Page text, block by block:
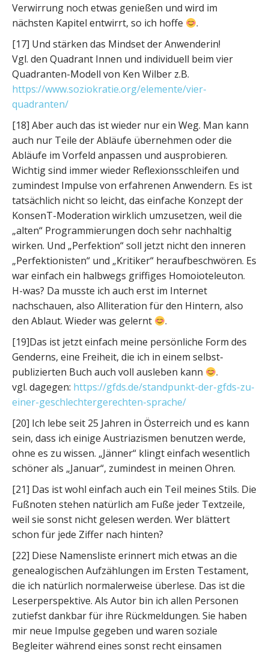
Verwirrung noch etwas genießen und wird im
nächsten Kapitel entwirrt, so ich hoffe
.
[17] Und stärken das Mindset der Anwenderin!
Vgl. den Quadrant Innen und individuell beim vier
Quadranten-Modell von Ken Wilber z.B.
https://www.soziokratie.org/elemente/vier-
quadranten/
[18] Aber auch das ist wieder nur ein Weg. Man kann
auch nur Teile der Abläufe übernehmen oder die
Abläufe im Vorfeld anpassen und ausprobieren.
Wichtig sind immer wieder Reflexionsschleifen und
zumindest Impulse von erfahrenen Anwendern. Es ist
tatsächlich nicht so leicht, das einfache Konzept der
KonsenT-Moderation wirklich umzusetzen, weil die
„alten“ Programmierungen doch sehr nachhaltig
wirken. Und „Perfektion“ soll jetzt nicht den inneren
„Perfektionisten“ und „Kritiker“ heraufbeschwören. Es
war einfach ein halbwegs griffiges Homoioteleuton.
H-was? Da musste ich auch erst im Internet
nachschauen, also Alliteration für den Hintern, also
den Ablaut. Wieder was gelernt
.
[19]Das ist jetzt einfach meine persönliche Form des
Genderns, eine Freiheit, die ich in einem selbst-
publizierten Buch auch voll ausleben kann
.
vgl. dagegen: https://gfds.de/standpunkt-der-gfds-zu-
einer-geschlechtergerechten-sprache/
[20] Ich lebe seit 25 Jahren in Österreich und es kann
sein, dass ich einige Austriazismen benutzen werde,
ohne es zu wissen. „Jänner“ klingt einfach wesentlich
schöner als „Januar“, zumindest in meinen Ohren.
[21] Das ist wohl einfach auch ein Teil meines Stils. Die
Fußnoten stehen natürlich am Fuße jeder Textzeile,
weil sie sonst nicht gelesen werden. Wer blättert
schon für jede Ziffer nach hinten?
[22] Diese Namensliste erinnert mich etwas an die
genealogischen Aufzählungen im Ersten Testament,
die ich natürlich normalerweise überlese. Das ist die
Leserperspektive. Als Autor bin ich allen Personen
zutiefst dankbar für ihre Rückmeldungen. Sie haben
mir neue Impulse gegeben und waren soziale
Begleiter während eines sonst recht einsamen